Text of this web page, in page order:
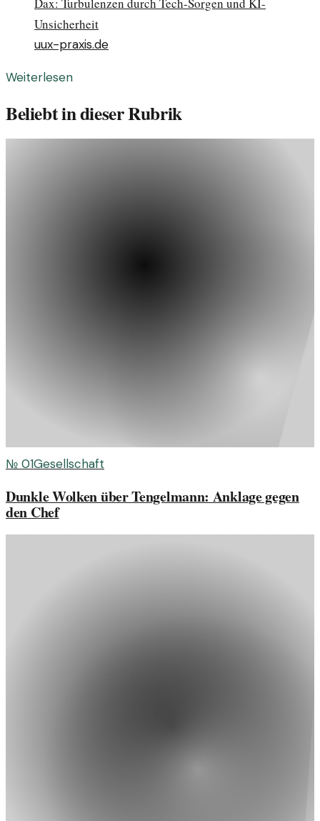
Unsicherheit
uux-praxis.de
Weiterlesen
Beliebt in dieser Rubrik
№ 01Gesellschaft
Dunkle Wolken über Tengelmann: Anklage gegen
den Chef